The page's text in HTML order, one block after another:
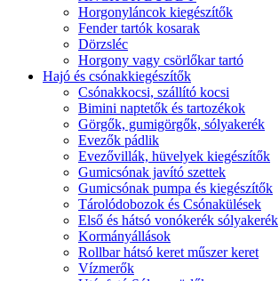
Horgonyláncok kiegészítők
Fender tartók kosarak
Dörzsléc
Horgony vagy csörlőkar tartó
Hajó és csónakkiegészítők
Csónakkocsi, szállító kocsi
Bimini naptetők és tartozékok
Görgők, gumigörgők, sólyakerék
Evezők pádlik
Evezővillák, hüvelyek kiegészítők
Gumicsónak javító szettek
Gumicsónak pumpa és kiegészítők
Tárolódobozok és Csónakülések
Első és hátsó vonókerék sólyakerék
Kormányállások
Rollbar hátsó keret műszer keret
Vízmerők